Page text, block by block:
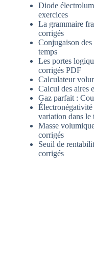
Diode
exercices
La grammaire
corrigés
Conjugaison des
temps
Les portes
corrigés PDF
Calculateur
Calcul des aires
Gaz parfait :
variation dans le
Masse
corrigés
Seuil de
corrigés